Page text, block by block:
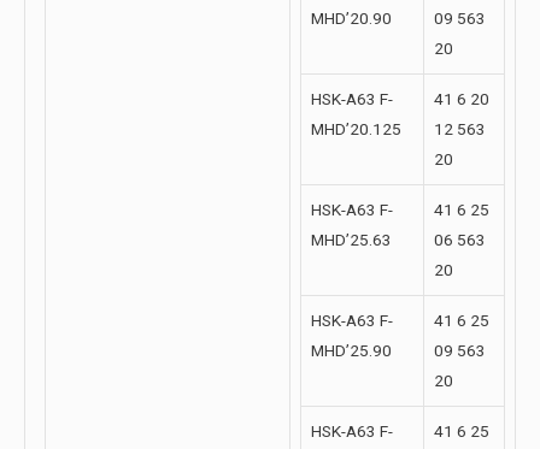
MHD’20.90
09 563
20
HSK-A63 F-
MHD’20.125
41 6 20
12 563
20
HSK-A63 F-
MHD’25.63
41 6 25
06 563
20
HSK-A63 F-
MHD’25.90
41 6 25
09 563
20
HSK-A63 F-
41 6 25